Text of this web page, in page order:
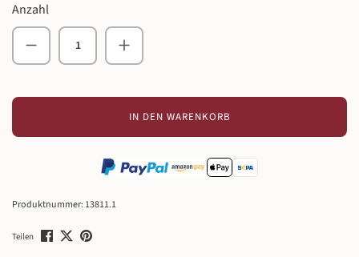
Anzahl
Produkt Anzahl: Gib den gewünschten Wert
IN DEN WARENKORB
Produktnummer: 13811.1
Teilen